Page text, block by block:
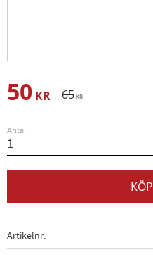
Nedsatt pris:
50 KR Ordinarie pris:
65KR
Antal
KÖP
Artikelnr